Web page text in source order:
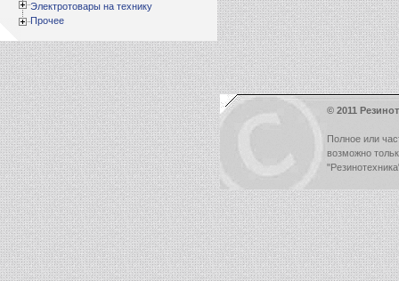
Электротовары на технику
Прочее
© 2011
Полное или
возможно